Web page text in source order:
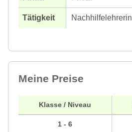
Nachhilfelehrerin
Meine Preise
Klasse / Niveau
1 - 6